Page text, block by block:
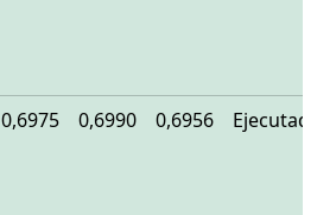
0,6975 0,6990 0,6956